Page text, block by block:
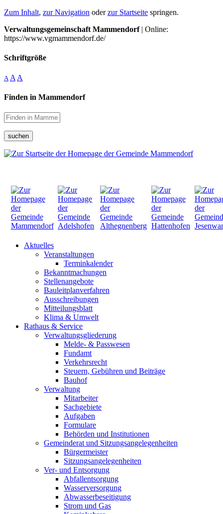
Zum Inhalt, zur Navigation oderzur Startseite springen.
Verwaltungsgemeinschaft Mammendorf| Online:
https://www.vgmammendorf.de/
Schriftgröße
A A A
Finden in Mammendorf
suchen
Aktuelles
Veranstaltungen
Terminkalender
Bekanntmachungen
Stellenangebote
Bauleitplanverfahren
Ausschreibungen
Mitteilungsblatt
Klima & Umwelt
Rathaus & Service
Verwaltungsgliederung
Melde- & Passwesen
Fundamt
Verkehrsrecht
Steuern, Gebühren und Beiträge
Bauhof
Verwaltung
Mitarbeiter
Sachgebiete
Aufgaben
Formulare
Behörden und Institutionen
Gemeinderat und Sitzungsangelegenheiten
Bürgermeister
Sitzungsangelegenheiten
Ver- und Entsorgung
Abfallentsorgung
Wasserversorgung
Abwasserbeseitigung
Strom und Gas